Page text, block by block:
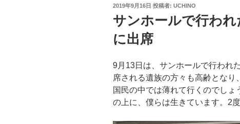
投
日:
2019年9月16日 投稿者: UCHINO
サンホールで行わ
に出席
9月13日は、サンホールで行われ
席される遺族の方々も高齢とな
国民の中では薄れて行くのでしょ
の上に、僕らは生きています。2